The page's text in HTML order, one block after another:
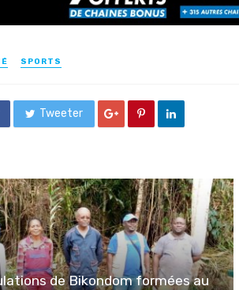
SPORTS
Tweeter
de Bikondom formées au